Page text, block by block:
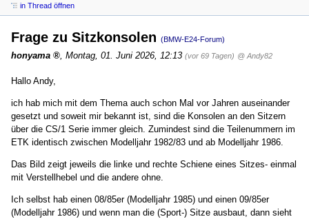
in Thread öffnen
Frage zu Sitzkonsolen (BMW-E24-Forum)
honyama Montag, 01. Juni 2026, 12:13 (vor 69 Tagen) @ Andy82
Hallo Andy,
ich hab mich mit dem Thema auch schon Mal vor Jahren auseinander
gesetzt und soweit mir bekannt ist, sind die Konsolen an den Sitzern
über die CS/1 Serie immer gleich. Zumindest sind die Teilenummern im
ETK identisch zwischen Modelljahr 1982/83 und ab Modelljahr 1986.
Das Bild zeigt jeweils die linke und rechte Schiene eines Sitzes- einmal
mit Verstellhebel und die andere ohne.
Ich selbst hab einen 08/85er (Modelljahr 1985) und einen 09/85er
(Modelljahr 1986) und wenn man die (Sport-) Sitze ausbaut, dann sieht